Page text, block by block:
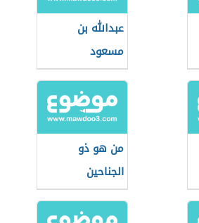
عبدالله بن
مسعود
من هو ذو
الجناحين